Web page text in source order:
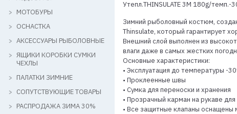
МОТОБУРЫ
ОСНАСТКА
АКСЕССУАРЫ РЫБОЛОВНЫЕ
ЯЩИКИ КОРОБКИ СУМКИ
ЧЕХЛЫ
ПАЛАТКИ ЗИМНИЕ
СОПУТСТВУЮЩИЕ ТОВАРЫ
РАСПРОДАЖА ЗИМА 30%
Утепл.THINSULATE 3M 180g/темп.-
Зимний рыболовный костюм,
Thinsulate, который гарантирует
Внешний слой выполнен из
влаги даже в самых жестких
Основные характеристики:
• Эксплуатация до температуры -
• Проклеенные швы
• Сумка для переноски и хранения
• Прозрачный карман на рукаве
• Все защитные клапаны оснащены